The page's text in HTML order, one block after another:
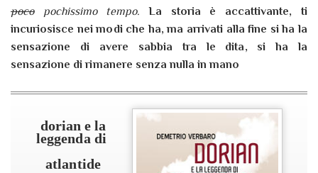
pocopochissimo tempo.La storia è accattivante, ti
incuriosisce nei modi che ha, ma arrivati alla fine si ha la
sensazione di avere sabbia tra le dita, si ha la
sensazione di rimanere senza nulla in mano
dorian e la
leggenda di
atlantide